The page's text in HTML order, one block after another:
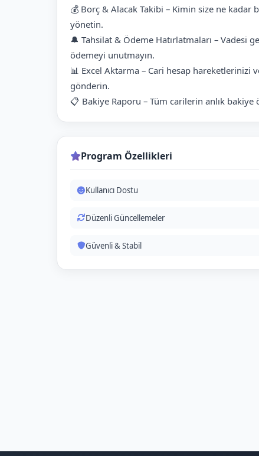
💰 Borç & Alacak Takibi – Kimin size ne
yönetin.
🔔 Tahsilat & Ödeme Hatırlatmaları – Vadesi
ödemeyi unutmayın.
📊 Excel Aktarma – Cari hesap hareketlerinizi
gönderin.
📋 Bakiye Raporu – Tüm carilerin anlık
Program Özellikleri
Kullanıcı Dostu
Düzenli Güncellemeler
Güvenli & Stabil